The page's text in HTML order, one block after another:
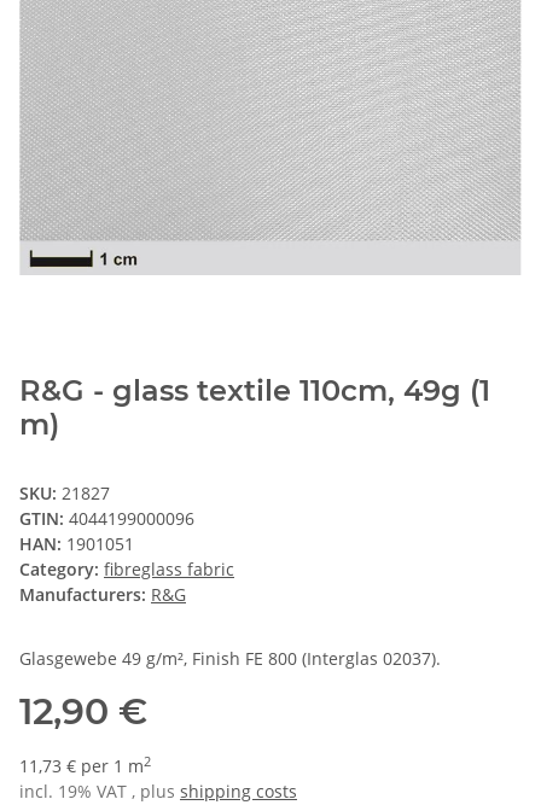
R&G - glass textile 110cm, 49g (1
m)
SKU: 21827
GTIN: 4044199000096
HAN: 1901051
Category: fibreglass fabric
Manufacturers: R&G
Glasgewebe 49 g/m², Finish FE 800 (Interglas 02037).
12,90 €
11,73 € per 1 m2
incl. 19% VAT , plus shipping costs